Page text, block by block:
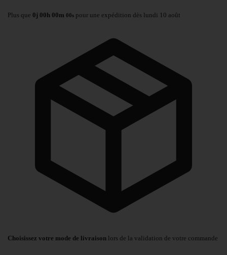
Plus que 0j 00h 00m 00s pour une expédition dès lundi 10 août
Choisissez votre mode de livraison lors de la validation de votre commande